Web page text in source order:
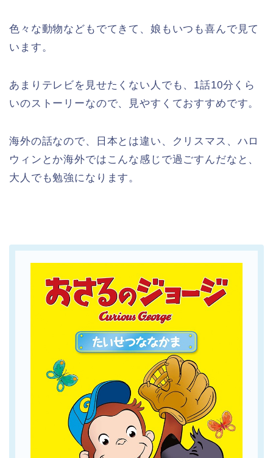
色々な動物などもでてきて、娘もいつも喜んで見て
います。
あまりテレビを見せたくない人でも、1話10分くら
いのストーリーなので、見やすくておすすめです。
海外の話なので、日本とは違い、クリスマス、ハロ
ウィンとか海外ではこんな感じで過ごすんだなと、
大人でも勉強になります。